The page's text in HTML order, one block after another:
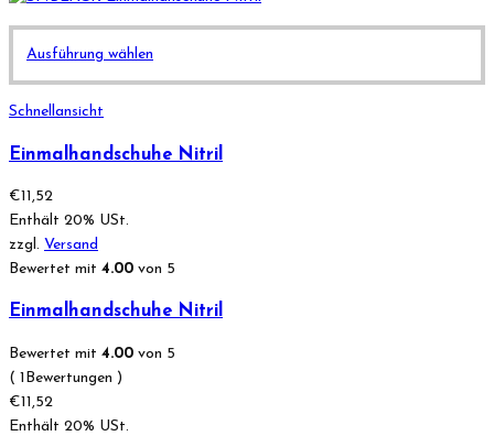
Ausführung wählen
Produkt
Varianten
auf
Produktseite
gewählt
Schnellansicht
Einmalhandschuhe Nitril
€11,52
Enthält 20% USt.
zzgl. Versand
Bewertet mit 4.00 von 5
Einmalhandschuhe Nitril
Bewertet mit 4.00 von 5
( 1Bewertungen )
€11,52
Enthält 20% USt.